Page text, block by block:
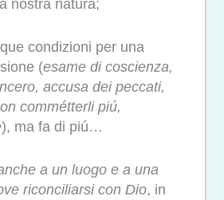
nostra natura;
condizioni per una
(esame di coscienza,
accusa dei peccati,
commétterli piú,
), ma fa di piú…
a un luogo e a una
riconciliarsi con Dio, in